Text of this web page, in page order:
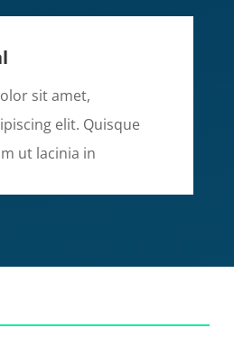
sit amet,
elit. Quisque
ut lacinia in